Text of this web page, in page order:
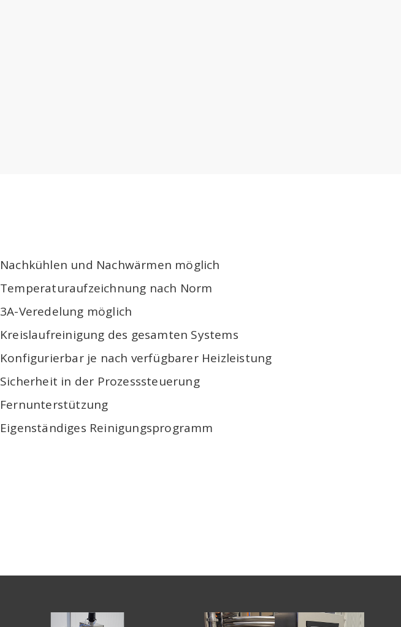
Nachkühlen und Nachwärmen möglich
Temperaturaufzeichnung nach Norm
3A-Veredelung möglich
Kreislaufreinigung des gesamten Systems
Konfigurierbar je nach verfügbarer Heizleistung
Sicherheit in der Prozesssteuerung
Fernunterstützung
Eigenständiges Reinigungsprogramm